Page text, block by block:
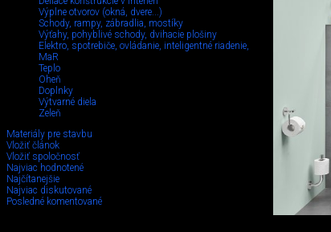
Výplne otvorov (okná, dvere...)
Schody, rampy, zábradlia, mostíky
Výťahy, pohyblivé schody, dvihacie plošiny
Elektro, spotrebiče, ovládanie, inteligentné riadenie,
MaR
Teplo
Oheň
Doplnky
Výtvarné diela
Zeleň
Materiály pre stavbu
Vložiť článok
Vložiť spoločnosť
Najviac hodnotené
Najčítanejšie
Najviac diskutované
Posledné komentované